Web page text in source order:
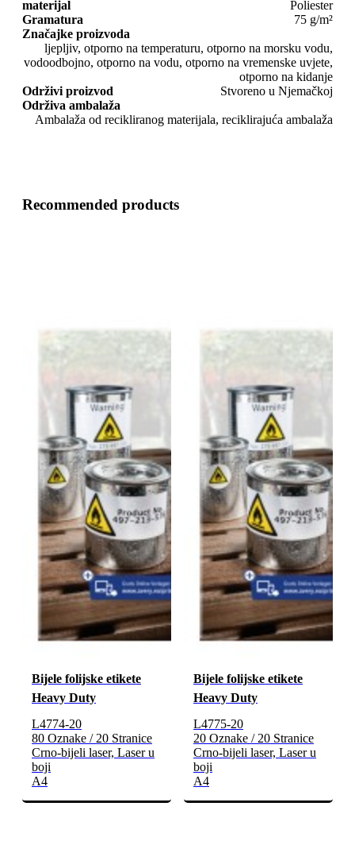
materijal
Poliester
Gramatura
75 g/m²
Značajke proizvoda
ljepljiv, otporno na temperaturu, otporno na morsku vodu,
vodoodbojno, otporno na vodu, otporno na vremenske uvjete,
otporno na kidanje
Održivi proizvod
Stvoreno u Njemačkoj
Održiva ambalaža
Ambalaža od recikliranog materijala, reciklirajuća ambalaža
Recommended products
Bijele folijske etikete
Heavy Duty
L4774-20
80 Oznake / 20 Stranice
Crno-bijeli laser, Laser u
boji
A4
Bijele folijske etikete
Heavy Duty
L4775-20
20 Oznake / 20 Stranice
Crno-bijeli laser, Laser u
boji
A4